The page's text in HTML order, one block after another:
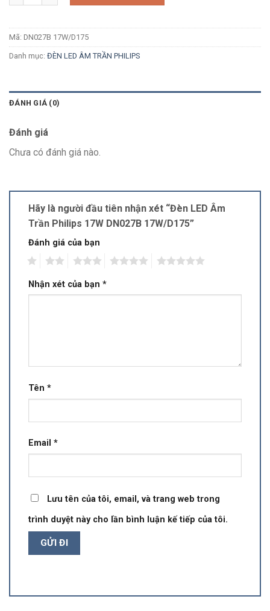
Mã: DN027B 17W/D175
Danh mục: ĐÈN LED ÂM TRẦN PHILIPS
ĐÁNH GIÁ (0)
Đánh giá
Chưa có đánh giá nào.
Hãy là người đầu tiên nhận xét “Đèn LED Âm
Trần Philips 17W DN027B 17W/D175”
Đánh giá của bạn
Nhận xét của bạn *
Tên *
Email *
Lưu tên của tôi, email, và trang web trong
trình duyệt này cho lần bình luận kế tiếp của tôi.